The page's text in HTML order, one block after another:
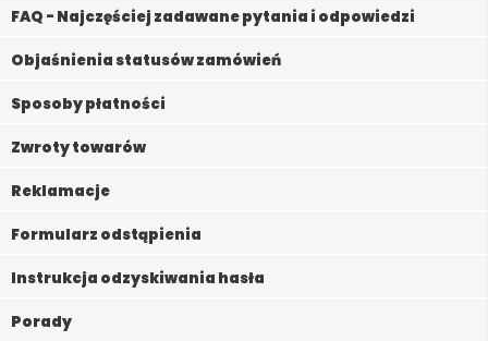
FAQ - Najczęściej zadawane pytania i odpowiedzi
Objaśnienia statusów zamówień
Sposoby płatności
Zwroty towarów
Reklamacje
Formularz odstąpienia
Instrukcja odzyskiwania hasła
Porady